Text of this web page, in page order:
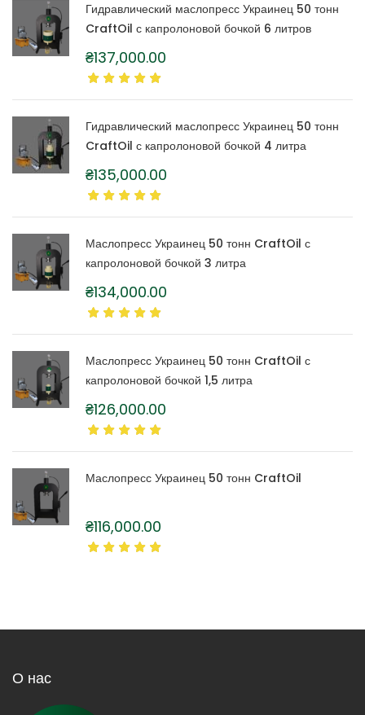
Гидравлический маслопресс Украинец 50 тонн
CraftOil с капролоновой бочкой 6 литров
₴137,000.00
Гидравлический маслопресс Украинец 50 тонн
CraftOil с капролоновой бочкой 4 литра
₴135,000.00
Маслопресс Украинец 50 тонн CraftOil с
капролоновой бочкой 3 литра
₴134,000.00
Маслопресс Украинец 50 тонн CraftOil с
капролоновой бочкой 1,5 литра
₴126,000.00
Маслопресс Украинец 50 тонн CraftOil
₴116,000.00
О нас